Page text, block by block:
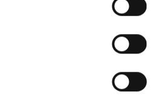
a la
en esta entrevista los